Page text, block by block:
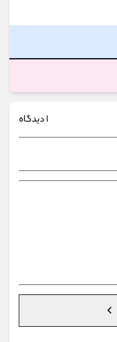
1 دیدگاه